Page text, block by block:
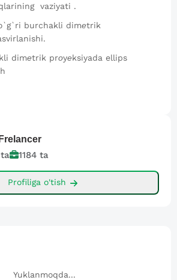
vaziyati .
burchakli dimеtrik
dimеtrik prоyеksiyada ellips
Frelancer
ta 1184 ta
Profiliga o'tish
Yuklanmoqda...